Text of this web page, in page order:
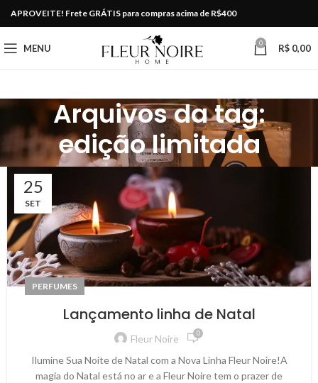
APROVEITE! Frete GRÁTIS para compras acima de R$400
MENU 0 R$ 0,00
Arquivos da tag:
edição limitada
25
SET
PERFUMES
Lançamento linha de Natal
Fleur Noire 0
Ilumine Sua Noite de Natal com a Nova Linha Fleur Noire!A
magia do Natal está no ar e a Fleur Noire tem o prazer de